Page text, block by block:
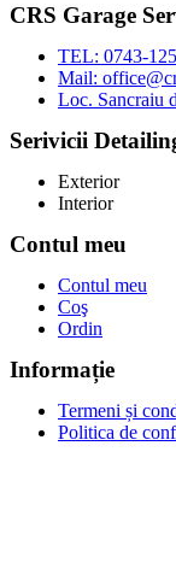
CRS Garage
TEL: 0743-
Mail:
Loc. Sancraiu
Serivicii
Exterior
Interior
Contul meu
Contul meu
Coş
Ordin
Informație
Termeni și
Politica de